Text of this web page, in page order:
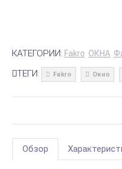
КАТЕГОРИИ: Fakro ОКНА
ТЕГИ: Fakro Окно
Обзор